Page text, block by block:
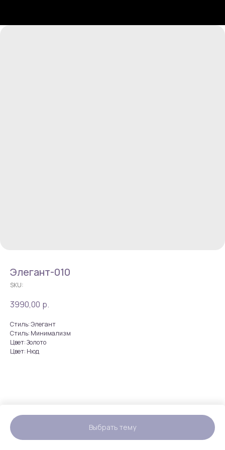
Элегант-010
SKU:
3990,00 р.
Выбрать тему
Стиль: Элегант
Стиль: Минимализм
Цвет: Золото
Цвет: Нюд